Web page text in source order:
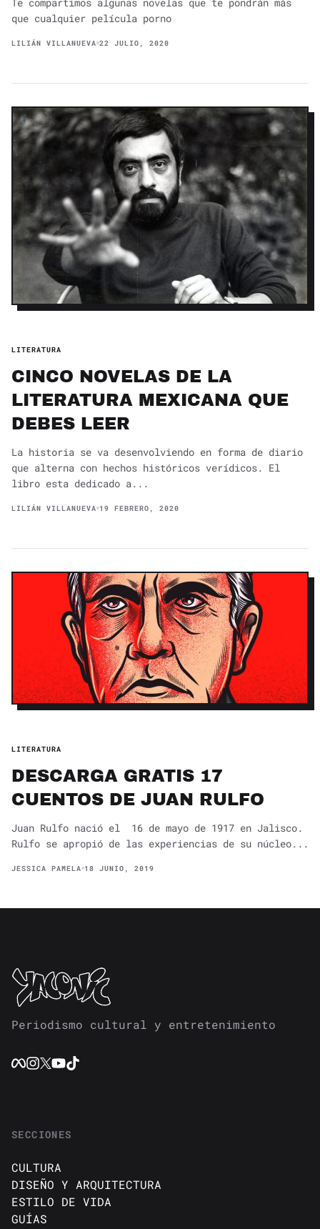
que cualquier película porno
LILIÁN VILLANUEVA 22 JULIO, 2020
LITERATURA
CINCO NOVELAS DE LA
LITERATURA MEXICANA QUE
DEBES LEER
La historia se va desenvolviendo en forma de diario
que alterna con hechos históricos verídicos. El
libro esta dedicado a...
LILIÁN VILLANUEVA 19 FEBRERO, 2020
LITERATURA
DESCARGA GRATIS 17
CUENTOS DE JUAN RULFO
Juan Rulfo nació el 16 de mayo de 1917 en Jalisco.
Rulfo se apropió de las experiencias de su núcleo...
JESSICA PAMELA 18 JUNIO, 2019
Periodismo cultural y entretenimiento
SECCIONES
CULTURA
DISEÑO Y ARQUITECTURA
ESTILO DE VIDA
GUÍAS